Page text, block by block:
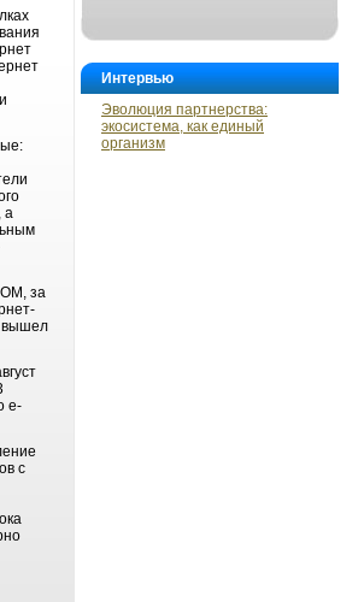
Интервью
Эволюция партнерства:
экосистема, как единый
организм
а
за
вышел
e-
с